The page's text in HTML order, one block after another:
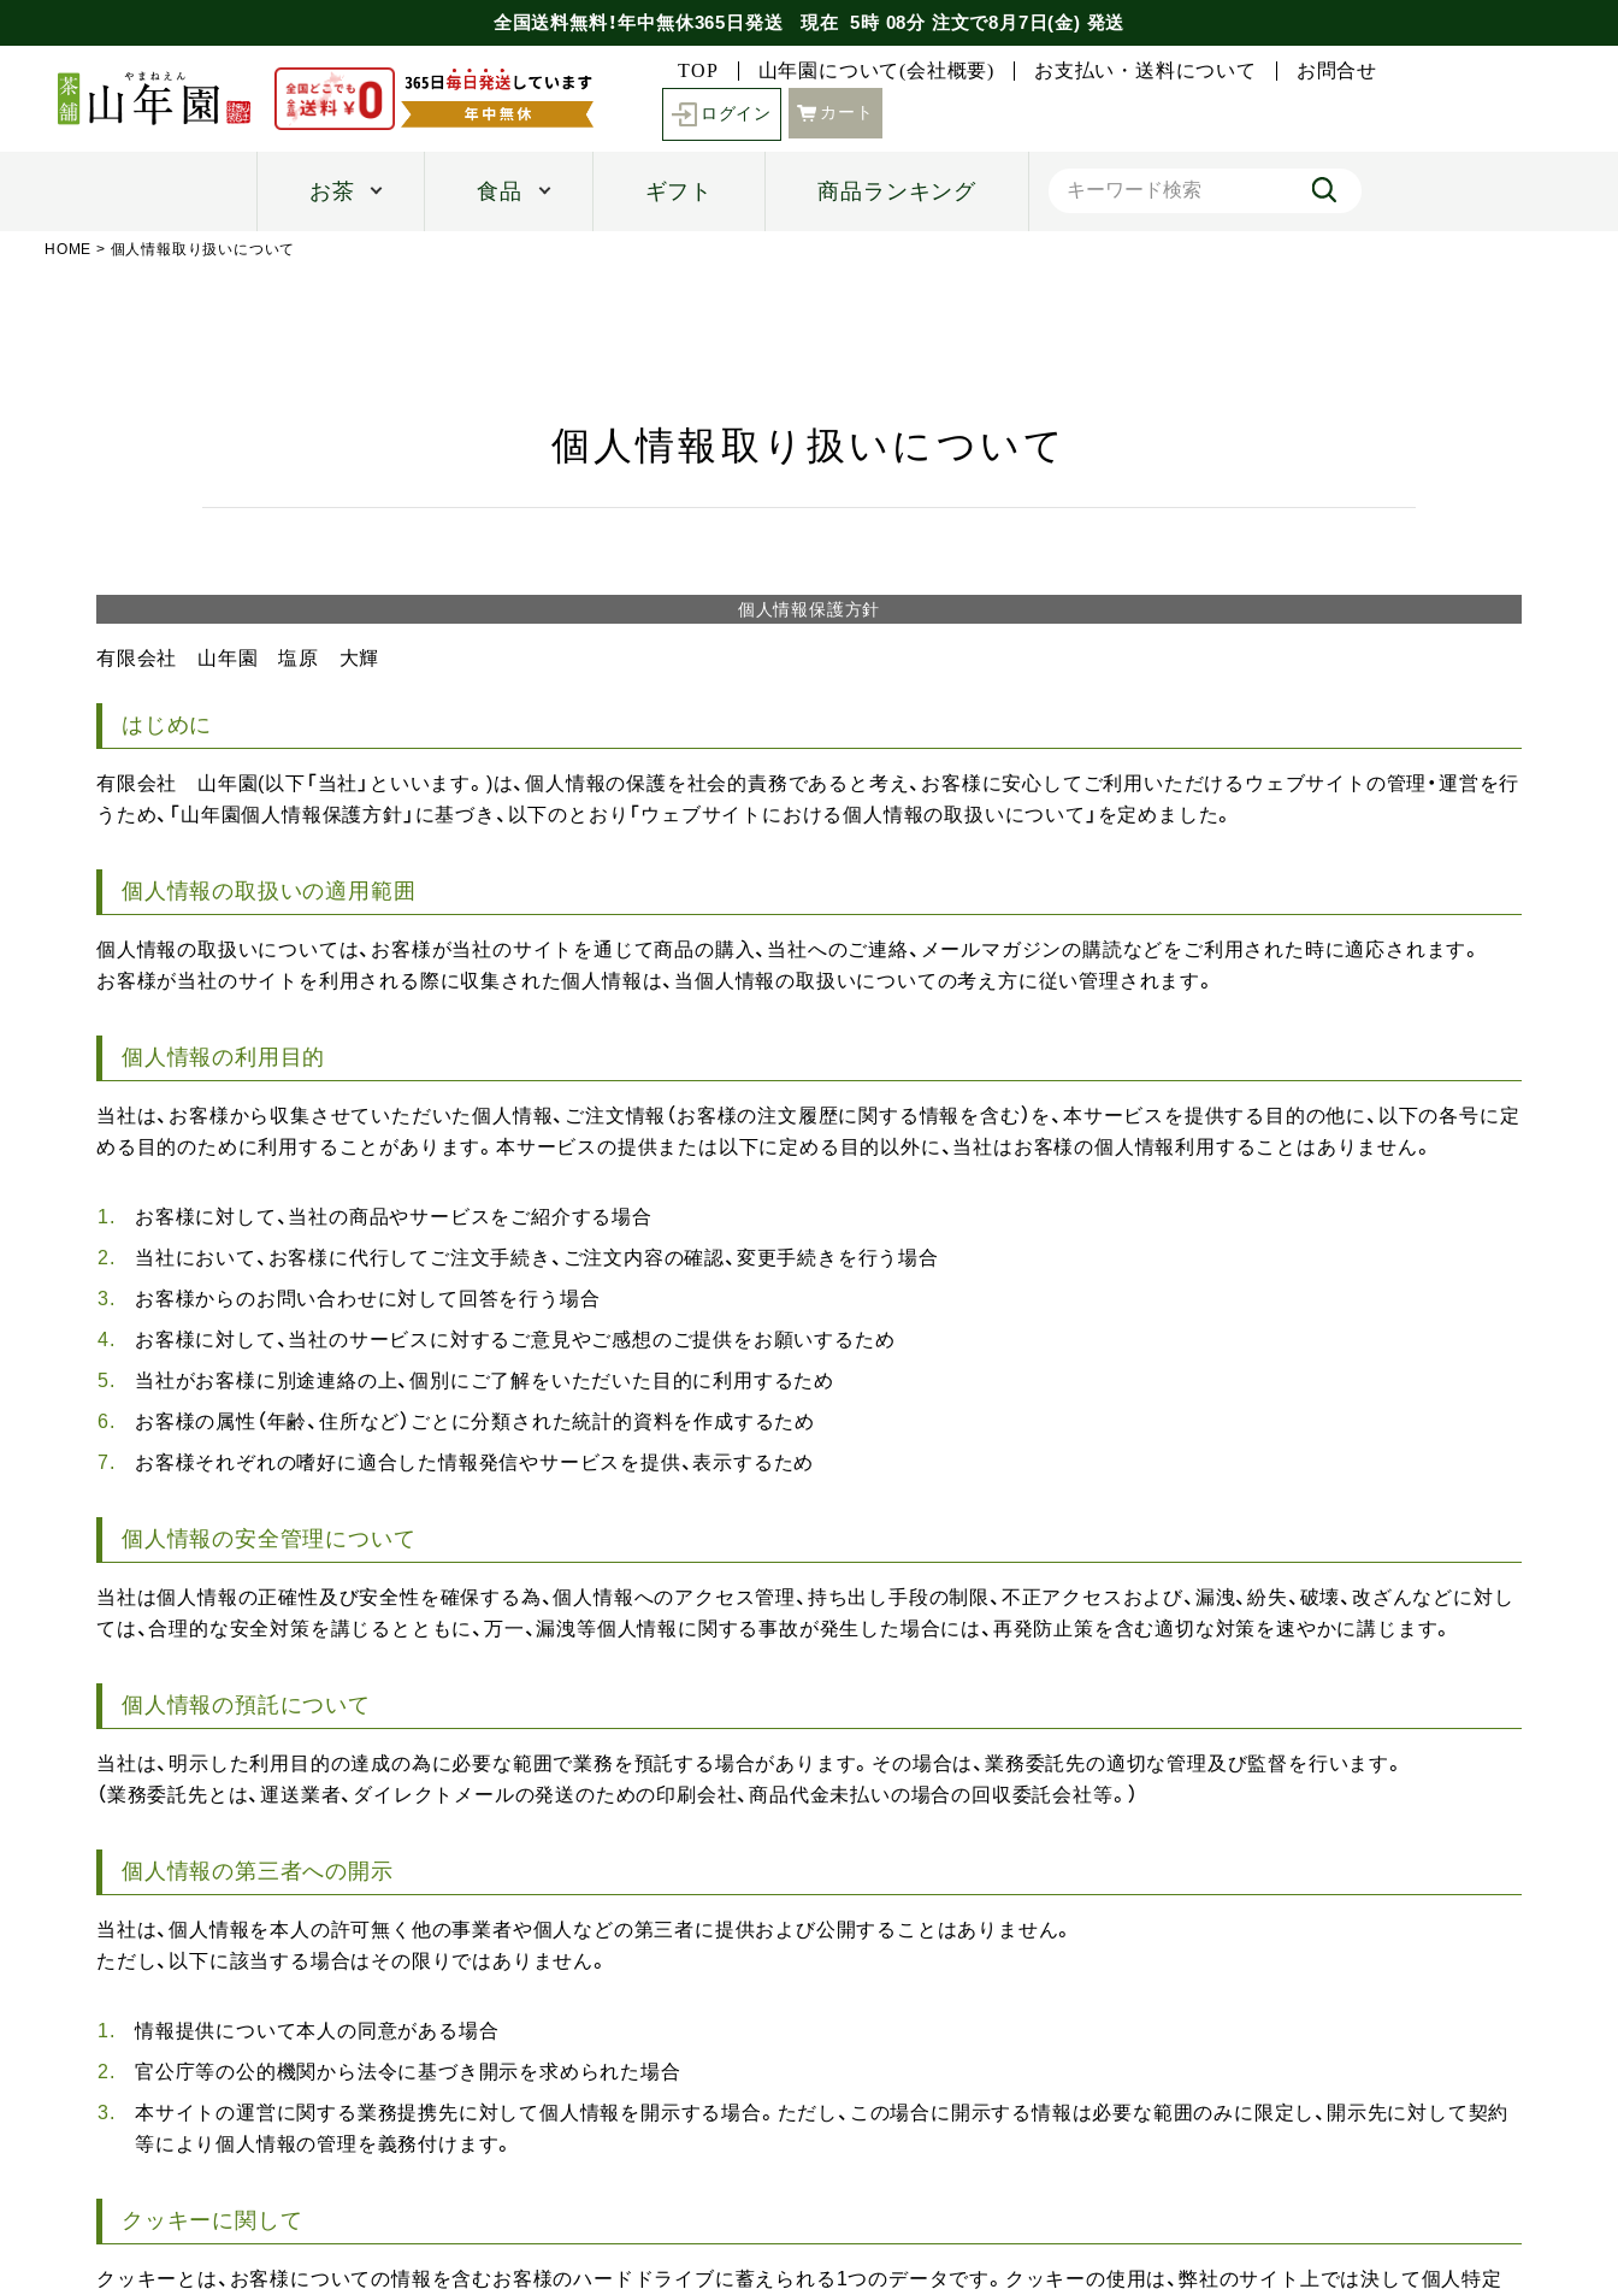
全国送料無料！年中無休365日発送 現在 5時 08分注文で8月7日(金) 発送
TOP 山年園について(会社概要) お支払い・送料について お問合せ
ログイン カート
お茶 食品 ギフト 商品ランキング
HOME 個人情報取り扱いについて
個人情報取り扱いについて
個人情報保護方針
有限会社 山年園 塩原 大輝
はじめに
有限会社 山年園(以下「当社」といいます。)は、個人情報の保護を社会的責務であると考え、お客様に安心してご利用いただけるウェブサイトの管理・運営を行
うため、「山年園個人情報保護方針」に基づき、以下のとおり「ウェブサイトにおける個人情報の取扱いについて」を定めました。
個人情報の取扱いの適用範囲
個人情報の取扱いについては、お客様が当社のサイトを通じて商品の購入、当社へのご連絡、メールマガジンの購読などをご利用された時に適応されます。
お客様が当社のサイトを利用される際に収集された個人情報は、当個人情報の取扱いについての考え方に従い管理されます。
個人情報の利用目的
当社は、お客様から収集させていただいた個人情報、ご注文情報（お客様の注文履歴に関する情報を含む）を、本サービスを提供する目的の他に、以下の各号に定
める目的のために利用することがあります。本サービスの提供または以下に定める目的以外に、当社はお客様の個人情報利用することはありません。
お客様に対して、当社の商品やサービスをご紹介する場合
当社において、お客様に代行してご注文手続き、ご注文内容の確認、変更手続きを行う場合
お客様からのお問い合わせに対して回答を行う場合
お客様に対して、当社のサービスに対するご意見やご感想のご提供をお願いするため
当社がお客様に別途連絡の上、個別にご了解をいただいた目的に利用するため
お客様の属性（年齢、住所など）ごとに分類された統計的資料を作成するため
お客様それぞれの嗜好に適合した情報発信やサービスを提供、表示するため
個人情報の安全管理について
当社は個人情報の正確性及び安全性を確保する為、個人情報へのアクセス管理、持ち出し手段の制限、不正アクセスおよび、漏洩、紛失、破壊、改ざんなどに対し
ては、合理的な安全対策を講じるとともに、万一、漏洩等個人情報に関する事故が発生した場合には、再発防止策を含む適切な対策を速やかに講じます。
個人情報の預託について
当社は、明示した利用目的の達成の為に必要な範囲で業務を預託する場合があります。その場合は、業務委託先の適切な管理及び監督を行います。
（業務委託先とは、運送業者、ダイレクトメールの発送のための印刷会社、商品代金未払いの場合の回収委託会社等。）
個人情報の第三者への開示
当社は、個人情報を本人の許可無く他の事業者や個人などの第三者に提供および公開することはありません。
ただし、以下に該当する場合はその限りではありません。
情報提供について本人の同意がある場合
官公庁等の公的機関から法令に基づき開示を求められた場合
本サイトの運営に関する業務提携先に対して個人情報を開示する場合。ただし、この場合に開示する情報は必要な範囲のみに限定し、開示先に対して契約
等により個人情報の管理を義務付けます。
クッキーに関して
クッキーとは、お客様についての情報を含むお客様のハードドライブに蓄えられる1つのデータです。クッキーの使用は、弊社のサイト上では決して個人特定